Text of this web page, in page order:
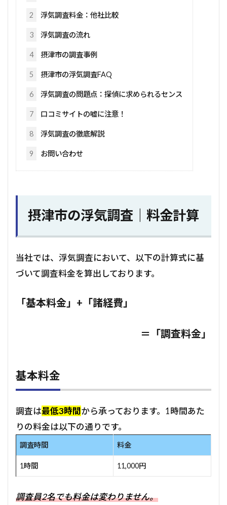
2 浮気調査料金：他社比較
3 浮気調査の流れ
4 摂津市の調査事例
5 摂津市の浮気調査FAQ
6 浮気調査の問題点：探偵に求められるセンス
7 口コミサイトの嘘に注意！
8 浮気調査の徹底解説
9 お問い合わせ
摂津市の浮気調査｜料金計算
当社では、浮気調査において、以下の計算式に基
づいて調査料金を算出しております。
「基本料金」+「諸経費」
＝「調査料金」
基本料金
調査は最低3時間から承っております。1時間あた
りの料金は以下の通りです。
調査時間 料金
1時間 11,000円
調査員2名でも料金は変わりません。